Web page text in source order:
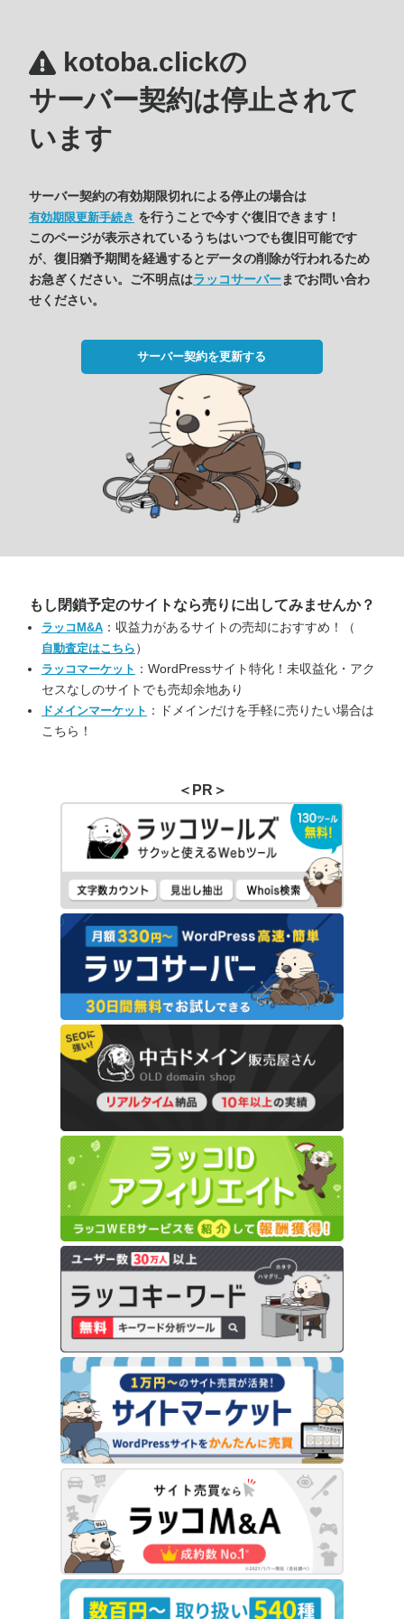
kotoba.clickの
サーバー契約は停止されて
います
サーバー契約の有効期限切れによる停止の場合は
有効期限更新手続き を行うことで今すぐ復旧できます！
このページが表示されているうちはいつでも復旧可能です
が、復旧猶予期間を経過するとデータの削除が行われるため
お急ぎください。ご不明点はラッコサーバーまでお問い合わ
せください。
サーバー契約を更新する
もし閉鎖予定のサイトなら売りに出してみませんか？
ラッコM&A ：収益力があるサイトの売却におすすめ！（
自動査定はこちら ）
ラッコマーケット ：WordPressサイト特化！未収益化・アク
セスなしのサイトでも売却余地あり
ドメインマーケット ：ドメインだけを手軽に売りたい場合は
こちら！
＜PR＞